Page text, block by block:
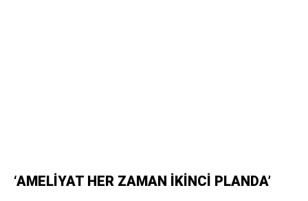
‘AMELİYAT HER ZAMAN İKİNCİ PLANDA’